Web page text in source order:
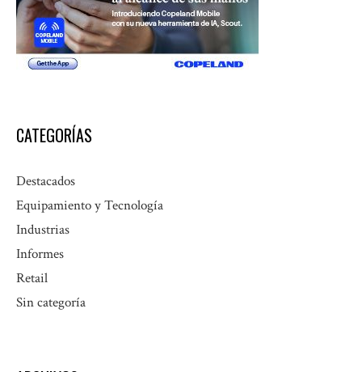
CATEGORÍAS
Destacados
Equipamiento y Tecnología
Industrias
Informes
Retail
Sin categoría